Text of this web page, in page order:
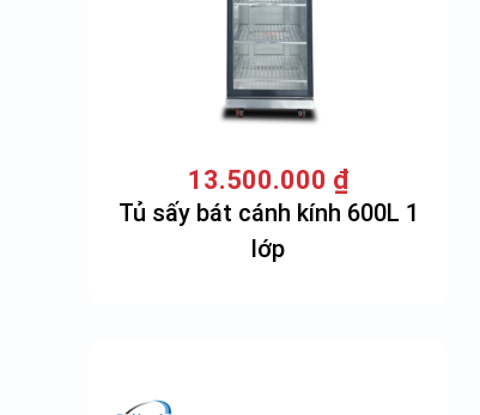
Tủ sấy bát cánh kính 600L 1
lớp
13.500.000 ₫